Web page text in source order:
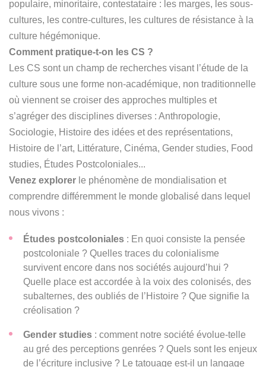
populaire, minoritaire, contestataire : les marges, les sous-
cultures, les contre-cultures, les cultures de résistance à la
culture hégémonique.
Comment pratique-t-on les CS ?
Les CS sont un champ de recherches visant l’étude de la
culture sous une forme non-académique, non traditionnelle
où viennent se croiser des approches multiples et
s’agréger des disciplines diverses : Anthropologie,
Sociologie, Histoire des idées et des représentations,
Histoire de l’art, Littérature, Cinéma, Gender studies, Food
studies, Études Postcoloniales...
Venez explorer le phénomène de mondialisation et
comprendre différemment le monde globalisé dans lequel
nous vivons :
Études postcoloniales : En quoi consiste la pensée
postcoloniale ? Quelles traces du colonialisme
survivent encore dans nos sociétés aujourd’hui ?
Quelle place est accordée à la voix des colonisés, des
subalternes, des oubliés de l’Histoire ? Que signifie la
créolisation ?
Gender studies : comment notre société évolue-telle
au gré des perceptions genrées ? Quels sont les enjeux
de l’écriture inclusive ? Le tatouage est-il un langage